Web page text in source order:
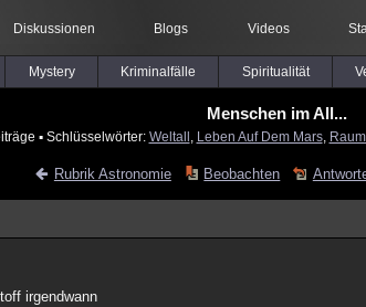
Diskussionen Blogs Videos
Mystery Kriminalfälle Spiritualität
Menschen im All...
▪ Schlüsselwörter: Weltall Leben Auf Dem Mars,
Rubrik Astronomie Beobachten
irgendwann